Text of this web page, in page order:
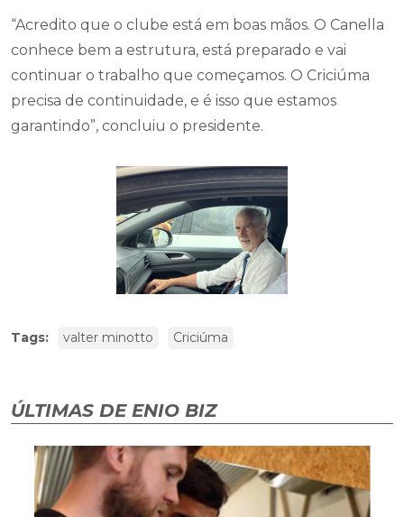
“Acredito que o clube está em boas mãos. O Canella
conhece bem a estrutura, está preparado e vai
continuar o trabalho que começamos. O Criciúma
precisa de continuidade, e é isso que estamos
garantindo”, concluiu o presidente.
Tags: valter minotto Criciúma
ÚLTIMAS DE ENIO BIZ